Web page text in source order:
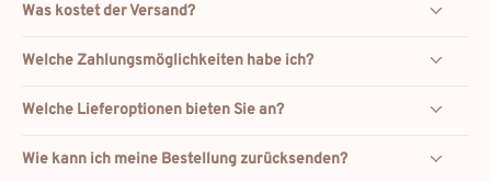
Was kostet der Versand?
Welche Zahlungsmöglichkeiten habe ich?
Welche Lieferoptionen bieten Sie an?
Wie kann ich meine Bestellung zurücksenden?